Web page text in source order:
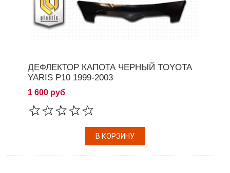
ДЕФЛЕКТОР КАПОТА ЧЕРНЫЙ TOYOTA
YARIS P10 1999-2003
1 600 руб